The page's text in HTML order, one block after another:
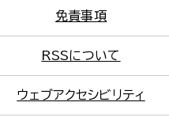
免責事項
RSSについて
ウェブアクセシビリティ